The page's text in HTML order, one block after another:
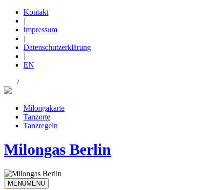
Kontakt
|
Impressum
|
Datenschutzerklärung
|
EN
/
Milongakarte
Tanzorte
Tanzregeln
Milongas Berlin
MENUMENU